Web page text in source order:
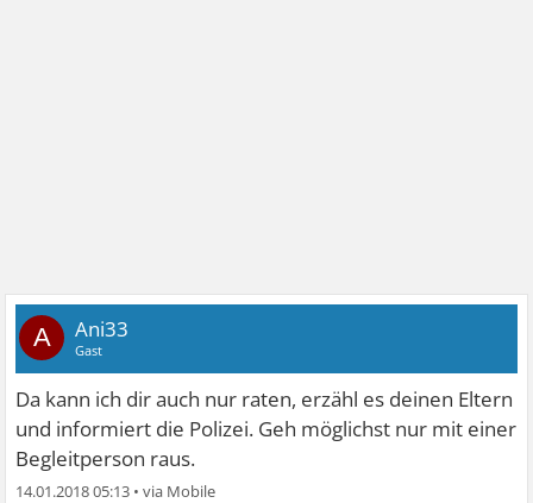
A Ani33
Gast
Da kann ich dir auch nur raten, erzähl es deinen Eltern
und informiert die Polizei. Geh möglichst nur mit einer
Begleitperson raus.
14.01.2018 05:13 •